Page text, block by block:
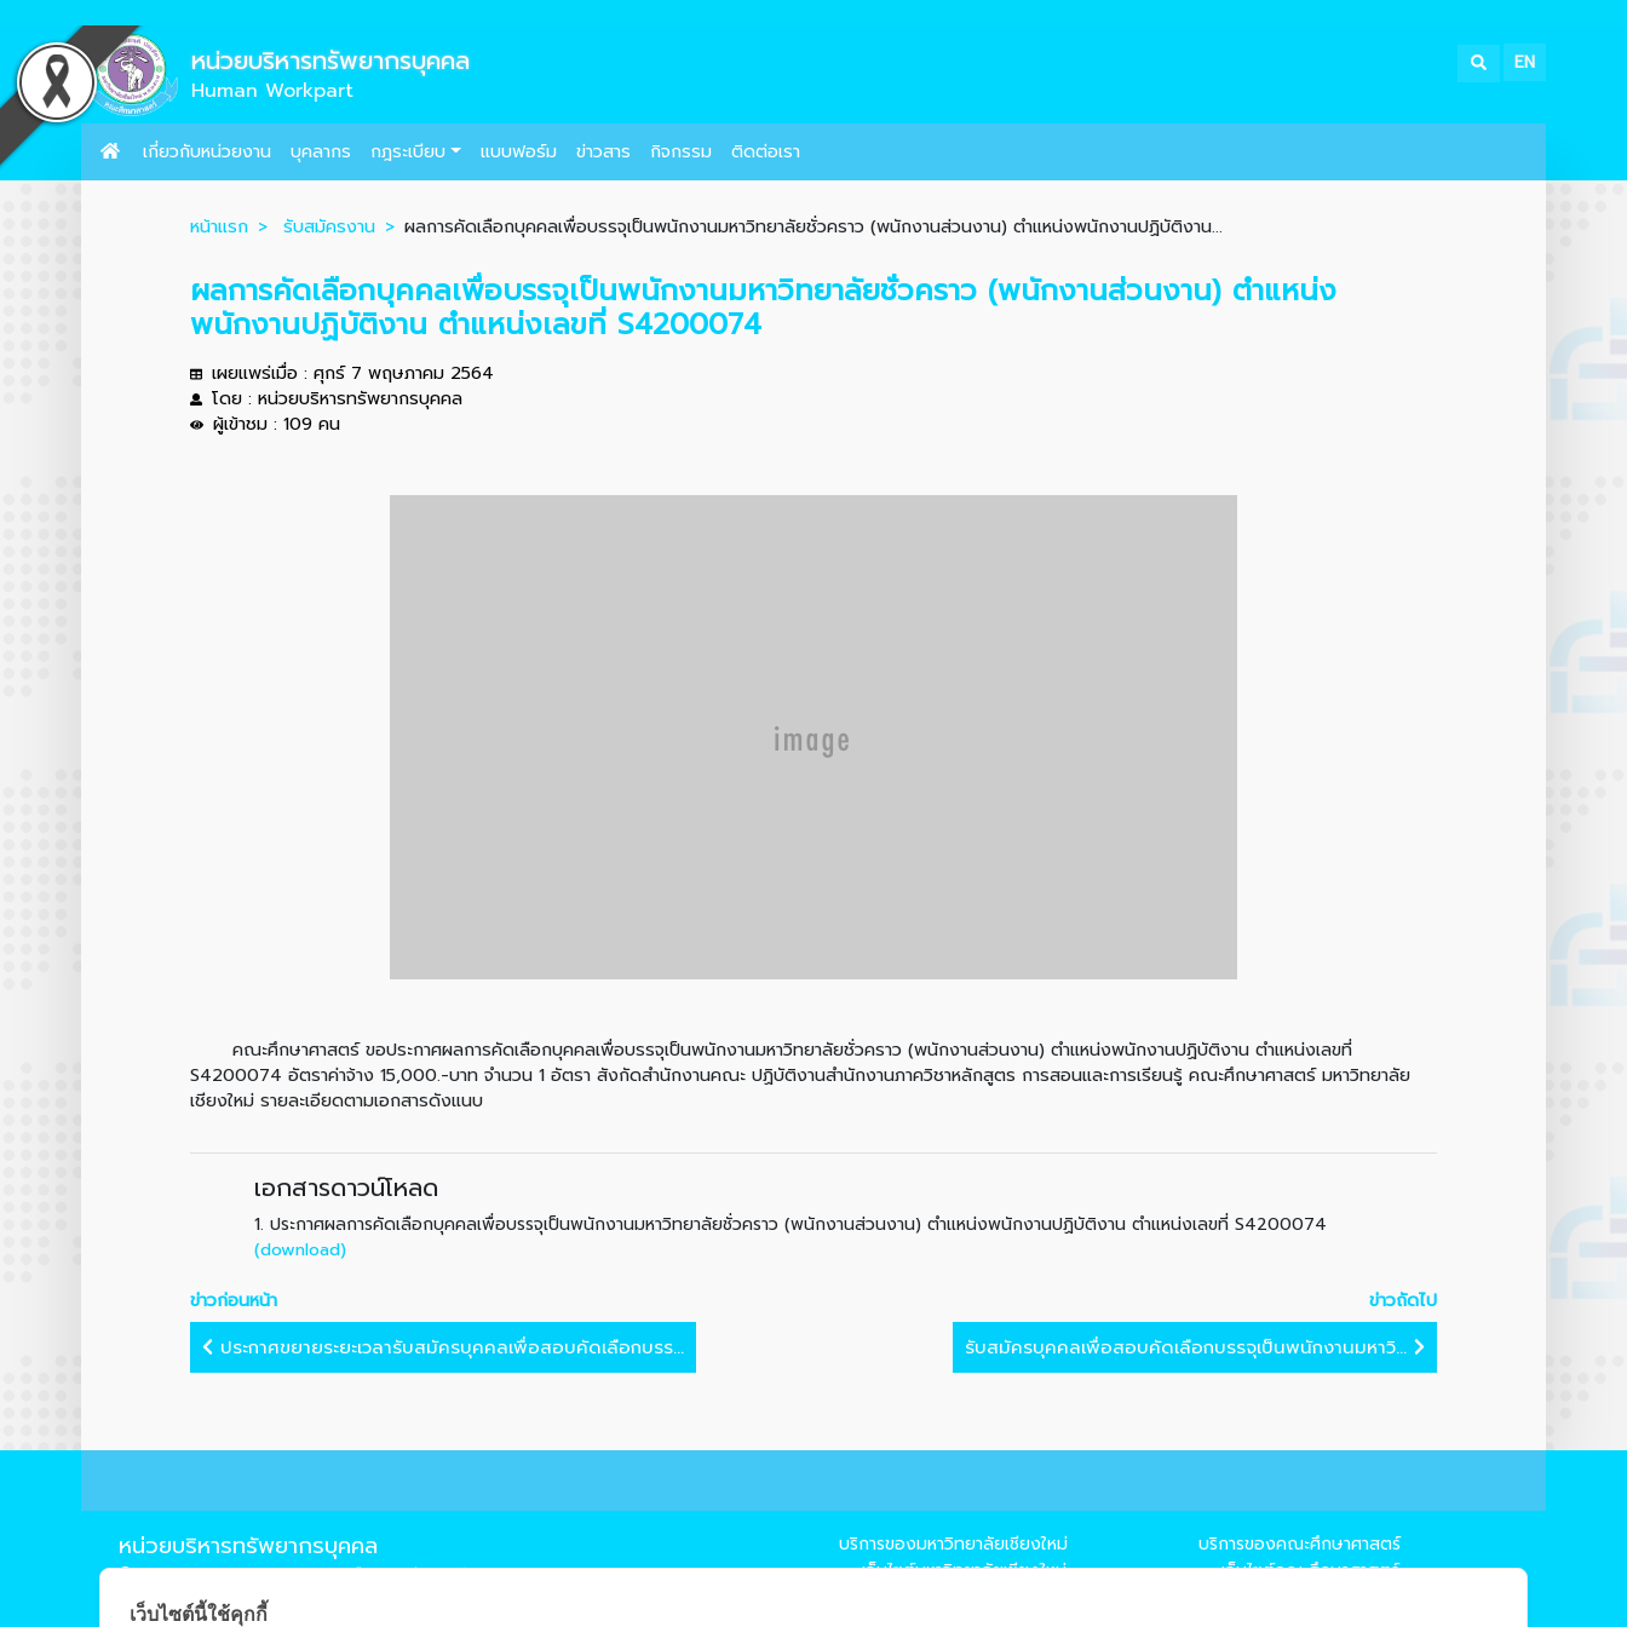
หน่วยบริหารทรัพยากรบุคคล
Human Workpart
EN
เกี่ยวกับหน่วยงาน บุคลากร กฎระเบียบ แบบฟอร์ม ข่าวสาร กิจกรรม ติดต่อเรา
หน้าแรก รับสมัครงาน ผลการคัดเลือกบุคคลเพื่อบรรจุเป็นพนักงานมหาวิทยาลัยชั่วคราว (พนักงานส่วนงาน) ตำแหน่งพนักงานปฏิบัติงาน...
ผลการคัดเลือกบุคคลเพื่อบรรจุเป็นพนักงานมหาวิทยาลัยชั่วคราว (พนักงานส่วนงาน) ตำแหน่ง
พนักงานปฏิบัติงาน ตำแหน่งเลขที่ S4200074
เผยแพร่เมื่อ : ศุกร์ 7 พฤษภาคม 2564
โดย : หน่วยบริหารทรัพยากรบุคคล
ผู้เข้าชม : 109 คน
คณะศึกษาศาสตร์ ขอประกาศผลการคัดเลือกบุคคลเพื่อบรรจุเป็นพนักงานมหาวิทยาลัยชั่วคราว (พนักงานส่วนงาน) ตำแหน่งพนักงานปฏิบัติงาน ตำแหน่งเลขที่
S4200074 อัตราค่าจ้าง 15,000.-บาท จำนวน 1 อัตรา สังกัดสำนักงานคณะ ปฏิบัติงานสำนักงานภาควิชาหลักสูตร การสอนและการเรียนรู้ คณะศึกษาศาสตร์ มหาวิทยาลัย
เชียงใหม่ รายละเอียดตามเอกสารดังแนบ
เอกสารดาวน์โหลด
1.ประกาศผลการคัดเลือกบุคคลเพื่อบรรจุเป็นพนักงานมหาวิทยาลัยชั่วคราว (พนักงานส่วนงาน) ตำแหน่งพนักงานปฏิบัติงาน ตำแหน่งเลขที่ S4200074
(download)
ข่าวก่อนหน้า
ข่าวถัดไป
ประกาศขยายระยะเวลารับสมัครบุคคลเพื่อสอบคัดเลือกบรร...
รับสมัครบุคคลเพื่อสอบคัดเลือกบรรจุเป็นพนักงานมหาวิ...
หน่วยบริหารทรัพยากรบุคคล
239 ถ.ห้วยแก้ว ต.สุเทพ อ.เมือง จ.เชียงใหม่ 50200
0-5394-4210
บริการของมหาวิทยาลัยเชียงใหม่
→ เว็บไซต์มหาวิทยาลัยเชียงใหม่
บริการของคณะศึกษาศาสตร์
→ เว็บไซต์คณะศึกษาศาสตร์
เว็บไซต์นี้ใช้คุกกี้